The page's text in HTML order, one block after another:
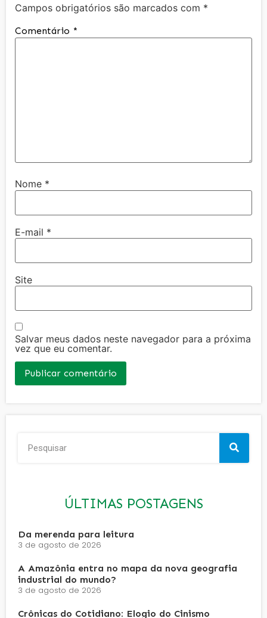
Campos obrigatórios são marcados com *
Comentário *
Nome *
E-mail *
Site
Salvar meus dados neste navegador para a próxima
vez que eu comentar.
ÚLTIMAS POSTAGENS
Da merenda para leitura
3 de agosto de 2026
A Amazônia entra no mapa da nova geografia
industrial do mundo?
3 de agosto de 2026
Crônicas do Cotidiano: Elogio do Cinismo